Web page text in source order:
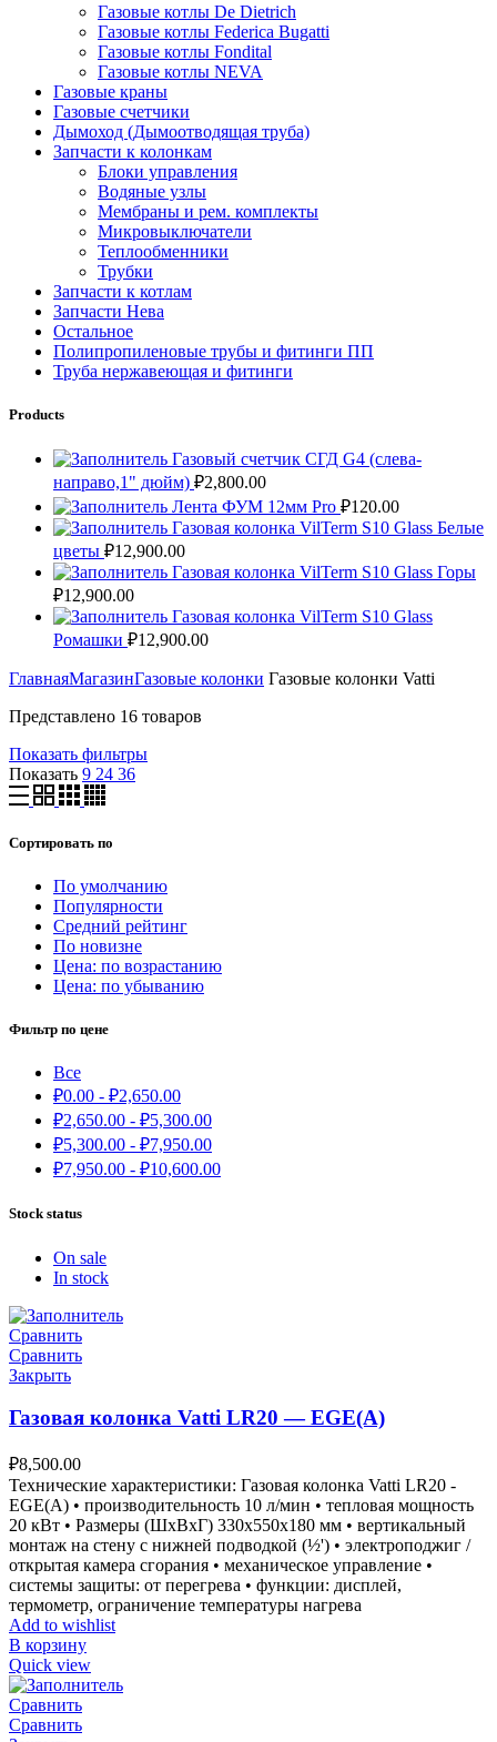
Газовые котлы De Dietrich
Газовые котлы Federica Bugatti
Газовые котлы Fondital
Газовые котлы NEVA
Газовые краны
Газовые счетчики
Дымоход (Дымоотводящая труба)
Запчасти к колонкам
Блоки управления
Водяные узлы
Мембраны и рем. комплекты
Микровыключатели
Теплообменники
Трубки
Запчасти к котлам
Запчасти Нева
Остальное
Полипропиленовые трубы и фитинги ПП
Труба нержавеющая и фитинги
Products
Газовый счетчик СГД G4 (слева-
направо,1" дюйм) ₽2,800.00
Лента ФУМ 12мм Pro ₽120.00
Газовая колонка VilTerm S10 Glass Белые
цветы ₽12,900.00
Газовая колонка VilTerm S10 Glass Горы
₽12,900.00
Газовая колонка VilTerm S10 Glass
Ромашки ₽12,900.00
ГлавнаяМагазинГазовые колонки Газовые колонки Vatti
Представлено 16 товаров
Показать фильтры
Показать 9 24 36
Сортировать по
По умолчанию
Популярности
Средний рейтинг
По новизне
Цена: по возрастанию
Цена: по убыванию
Фильтр по цене
Все
₽0.00 - ₽2,650.00
₽2,650.00 - ₽5,300.00
₽5,300.00 - ₽7,950.00
₽7,950.00 - ₽10,600.00
Stock status
On sale
In stock
Сравнить
Сравнить
Закрыть
Газовая колонка Vatti LR20 — EGE(A)
₽8,500.00
Технические характеристики: Газовая колонка Vatti LR20 -
EGE(A) • производительность 10 л/мин • тепловая мощность
20 кВт • Размеры (ШxВxГ) 330x550x180 мм • вертикальный
монтаж на стену с нижней подводкой (½') • электроподжиг /
открытая камера сгорания • механическое управление •
системы защиты: от перегрева • функции: дисплей,
термометр, ограничение температуры нагрева
Add to wishlist
В корзину
Quick view
Сравнить
Сравнить